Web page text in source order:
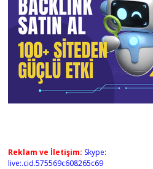
Reklam ve İletişim: Skype:
live:.cid.575569c608265c69